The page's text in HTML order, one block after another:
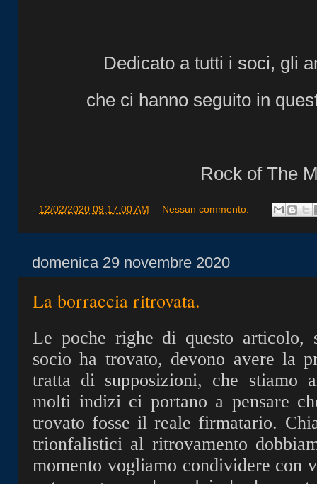
Dedicato a tutti i soci, gli
che ci hanno seguito in
Rock of The
- 12/02/2020 09:17:00 AM Nessun commento:
domenica 29 novembre 2020
La borraccia ritrovata.
Le poche righe di questo articolo,
socio ha trovato, devono avere la
tratta di supposizioni, che stiamo
molti indizi ci portano a pensare
trovato fosse il reale firmatario.
trionfalistici al ritrovamento
momento vogliamo condividere con